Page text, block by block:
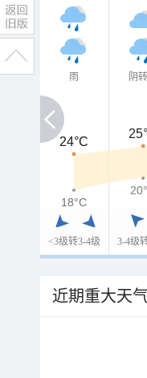
雨
<3级转3-4级
阴
3-4级
24°C
24°C
18°C
18°C
近期重大天